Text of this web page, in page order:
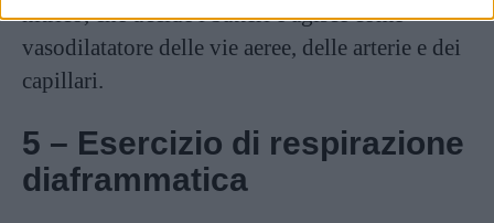
nitrico, che uccide i batteri e agisce come
vasodilatatore delle vie aeree, delle arterie e dei
capillari.
5 – Esercizio di respirazione
diaframmatica